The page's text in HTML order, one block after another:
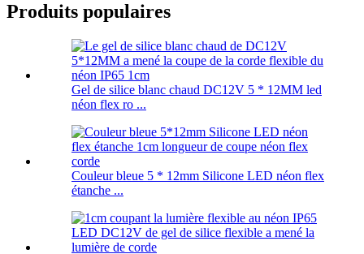
Produits populaires
Gel de silice blanc chaud DC12V 5 * 12MM led
néon flex ro ...
Couleur bleue 5 * 12mm Silicone LED néon flex
étanche ...